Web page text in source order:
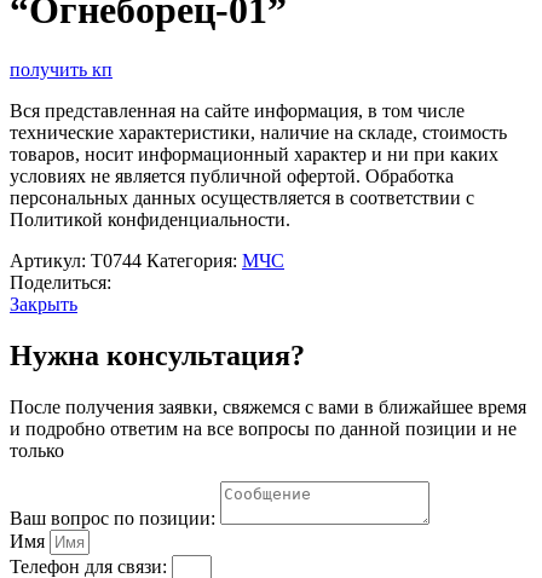
“Огнеборец-01”
получить кп
Вся представленная на сайте информация, в том числе
технические характеристики, наличие на складе, стоимость
товаров, носит информационный характер и ни при каких
условиях не является публичной офертой. Обработка
персональных данных осуществляется в соответствии с
Политикой конфиденциальности.
Артикул: Т0744 Категория: МЧС
Поделиться:
Закрыть
Нужна консультация?
После получения заявки, свяжемся с вами в ближайшее время
и подробно ответим на все вопросы по данной позиции и не
только
Ваш вопрос по позиции:
Имя
Телефон для связи: